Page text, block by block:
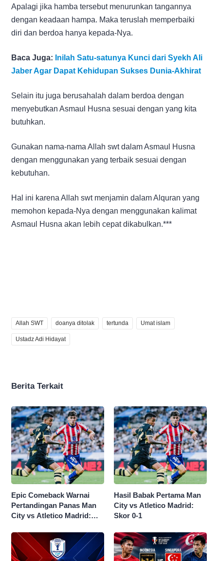
Apalagi jika hamba tersebut menurunkan tangannya
dengan keadaan hampa. Maka teruslah memperbaiki
diri dan berdoa hanya kepada-Nya.
Baca Juga: Inilah Satu-satunya Kunci dari Syekh Ali
Jaber Agar Dapat Kehidupan Sukses Dunia-Akhirat
Selain itu juga berusahalah dalam berdoa dengan
menyebutkan Asmaul Husna sesuai dengan yang kita
butuhkan.
Gunakan nama-nama Allah swt dalam Asmaul Husna
dengan menggunakan yang terbaik sesuai dengan
kebutuhan.
Hal ini karena Allah swt menjamin dalam Alquran yang
memohon kepada-Nya dengan menggunakan kalimat
Asmaul Husna akan lebih cepat dikabulkan.***
Allah SWT doanya ditolak tertunda Umat islam
Ustadz Adi Hidayat
Berita Terkait
Epic Comeback Warnai
Pertandingan Panas Man
City vs Atletico Madrid:
Hasil Babak Pertama Man
City vs Atletico Madrid:
Skor 0-1